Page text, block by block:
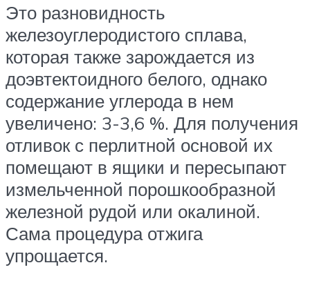
Это разновидность
железоуглеродистого сплава,
которая также зарождается из
доэвтектоидного белого, однако
содержание углерода в нем
увеличено: 3-3,6 %. Для получения
отливок с перлитной основой их
помещают в ящики и пересыпают
измельченной порошкообразной
железной рудой или окалиной.
Сама процедура отжига
упрощается.